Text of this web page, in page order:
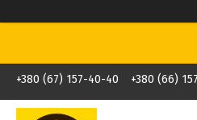
+380 (67) 157-40-40 +380 (66)